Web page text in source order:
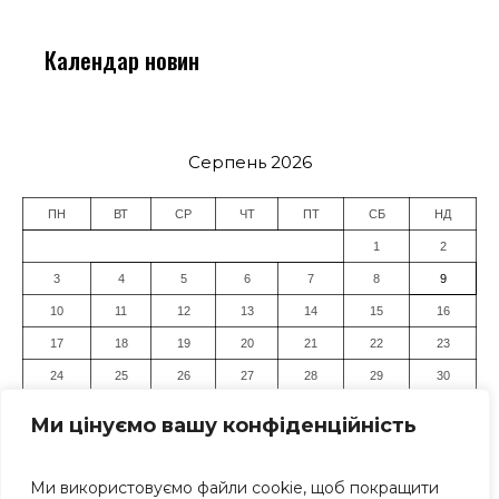
Ми цінуємо вашу конфіденційність
Ми використовуємо файли cookie, щоб покращити
Календар новин
Серпень 2026
ПН ВТ СР ЧТ ПТ СБ НД
1 2
3 4 5 6 7 8 9
10 11 12 13 14 15 16
17 18 19 20 21 22 23
24 25 26 27 28 29 30